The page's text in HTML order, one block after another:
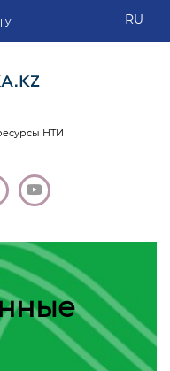
RU
НТИ